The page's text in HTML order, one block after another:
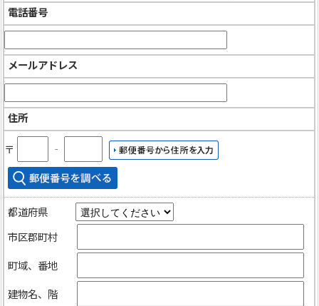
電話番号
メールアドレス
住所
〒 ‐
都道府県
市区郡町村
町域、番地
建物名、階